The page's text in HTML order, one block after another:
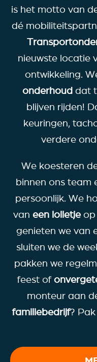
is het motto van
dé
nieuwste locatie
ontwikkeling.
onderhoud dat
blijven rijden!
keuringen,
verdere
We koesteren
binnen ons team
persoonlijk. We
van een lolletjeop
genieten we van
sluiten we de
pakken we
feest of
monteur aan
familiebedrijf?